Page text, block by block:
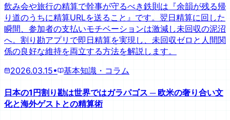
飲み会や旅行の精算で幹事が守るべき鉄則は『余韻が残る帰
り道のうちに精算URLを送ること』です。翌日精算に回した
瞬間、参加者の支払いモチベーションは激減し未回収の泥沼
へ。割り勘アプリで即日精算を実現し、未回収ゼロと人間関
係の良好な維持を両立する方法を解説します。
2026.03.15• 基本知識・コラム
日本の1円割り勘は世界ではガラパゴス ─ 欧米の奢り合い文
化と海外ゲストとの精算術